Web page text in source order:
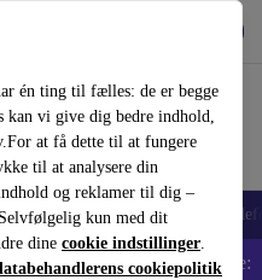
én ting til fælles: de er begge
kan vi give dig bedre indhold,
at få dette til at fungere
til at analysere din
og reklamer til dig –
kun med dit
dine cookie indstillinger.
cookiepolitik
Smartwatches Tilbehør
og bærbare computere - Kode: